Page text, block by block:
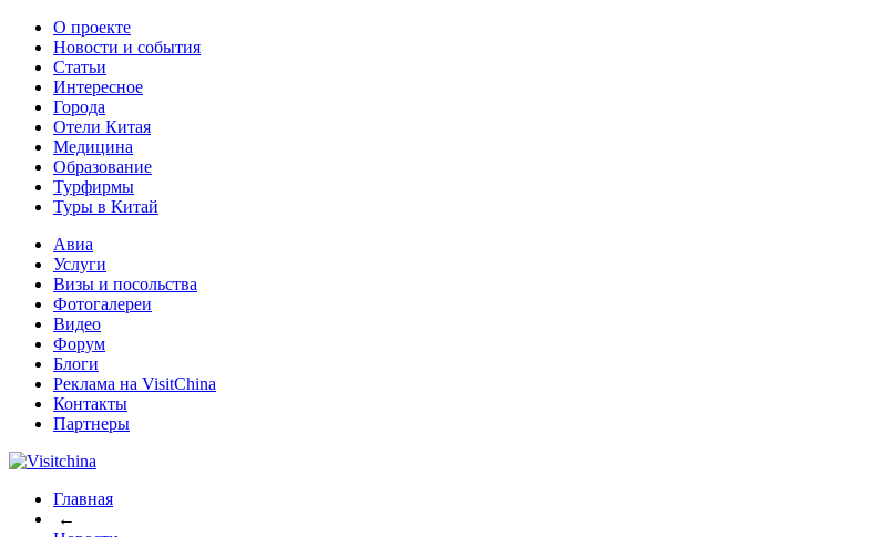
О проекте
Новости и события
Статьи
Интересное
Города
Отели Китая
Медицина
Образование
Турфирмы
Туры в Китай
Авиа
Услуги
Визы и посольства
Фотогалереи
Видео
Форум
Блоги
Реклама на VisitChina
Контакты
Партнеры
Главная
←